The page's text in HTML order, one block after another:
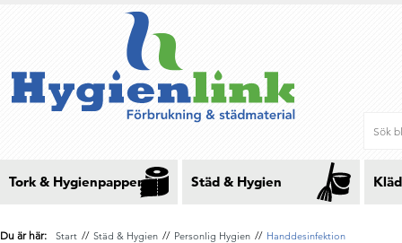
Tork & Hygienpapper Städ & Hygien
Du är här: Start // Städ & Hygien // Personlig Hygien // Handdesinfektion